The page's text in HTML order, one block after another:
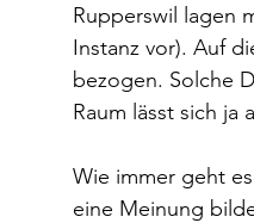
Rupperswil lagen
Instanz vor). Auf
bezogen. Solche
Raum lässt sich
Wie immer geht
eine Meinung